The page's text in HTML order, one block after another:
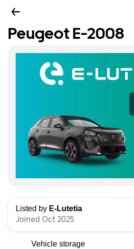
Peugeot E-2008
Listed by E-Lutetia
Joined Oct 2025
Vehicle storage